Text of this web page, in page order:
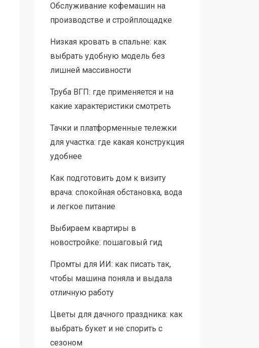
Обслуживание кофемашин на
производстве и стройплощадке
Низкая кровать в спальне: как
выбрать удобную модель без
лишней массивности
Труба ВГП: где применяется и на
какие характеристики смотреть
Тачки и платформенные тележки
для участка: где какая конструкция
удобнее
Как подготовить дом к визиту
врача: спокойная обстановка, вода
и легкое питание
Выбираем квартиры в
новостройке: пошаговый гид
Промты для ИИ: как писать так,
чтобы машина поняла и выдала
отличную работу
Цветы для дачного праздника: как
выбрать букет и не спорить с
сезоном